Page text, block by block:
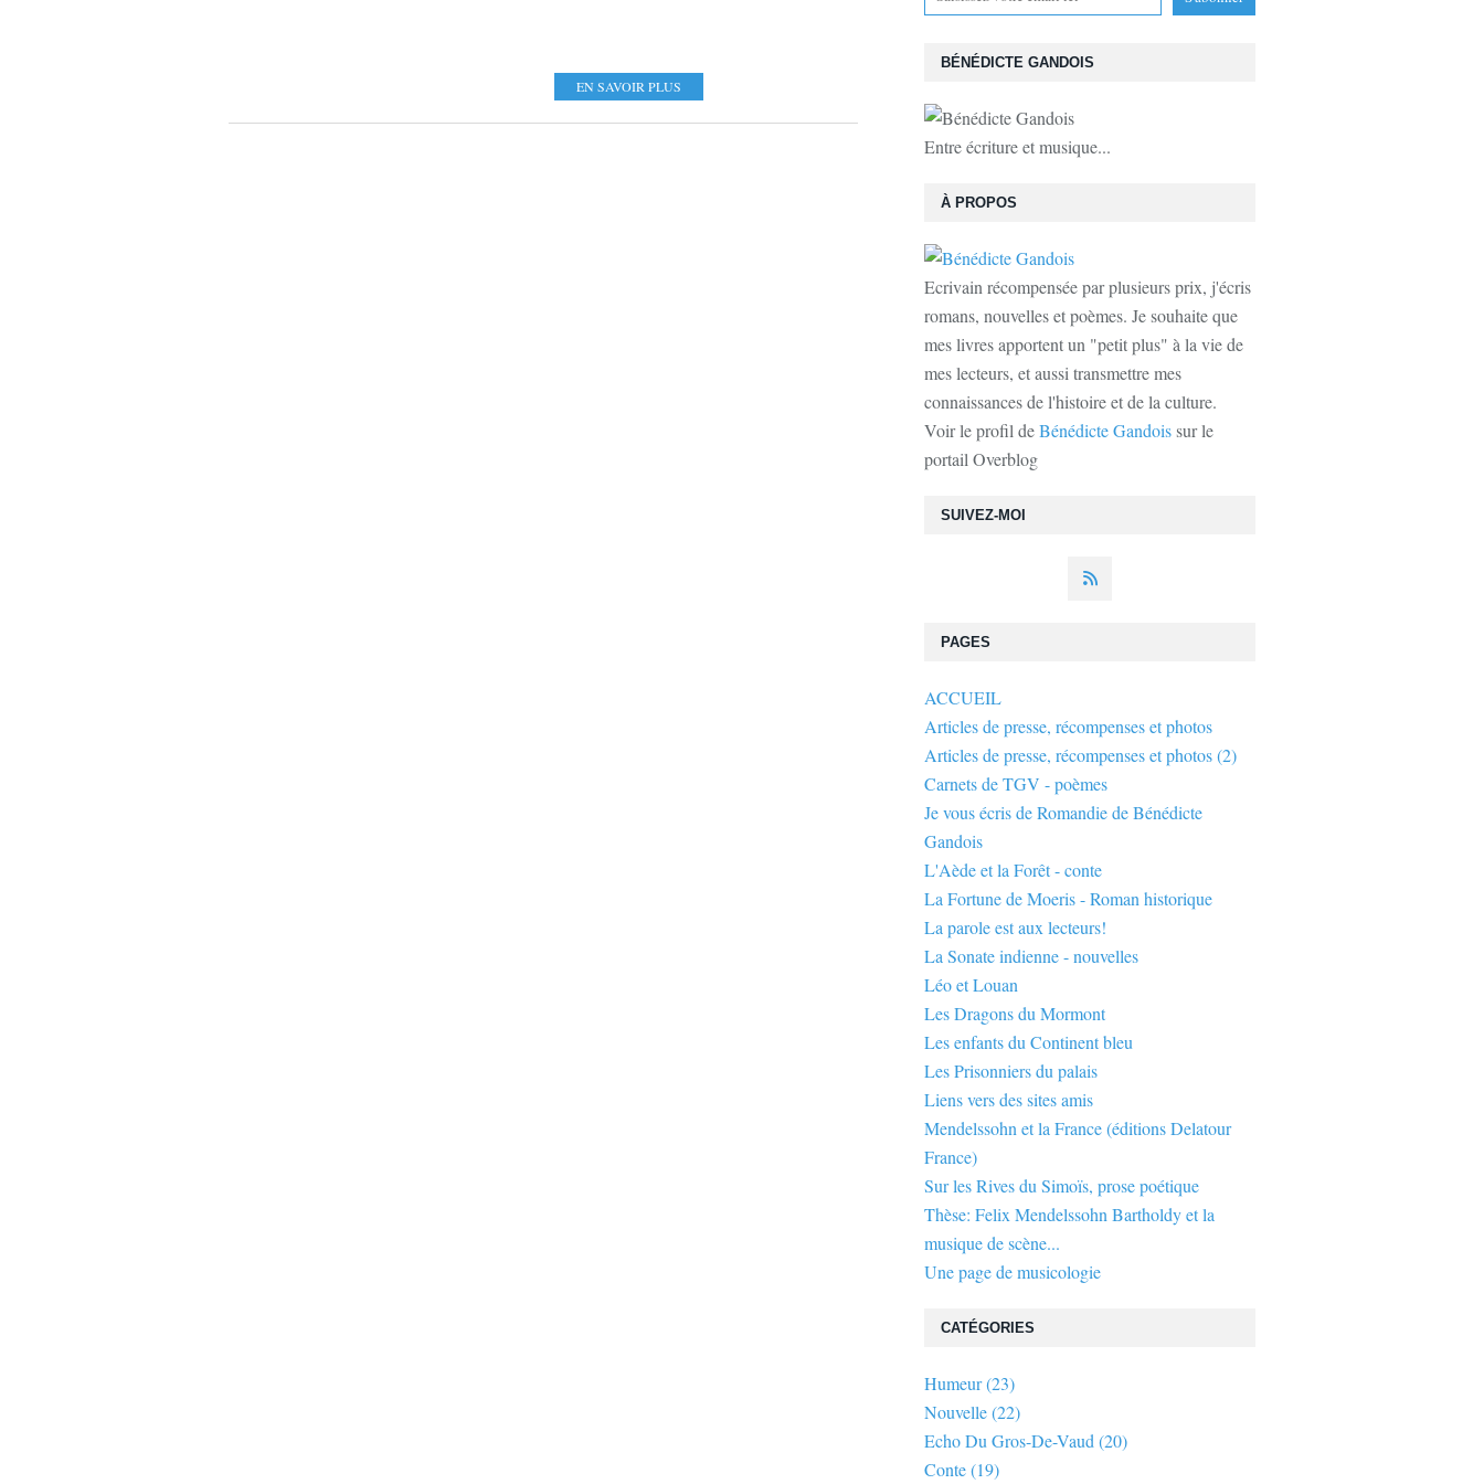
EN SAVOIR PLUS
SUIVEZ-MOI
BÉNÉDICTE GANDOIS
Entre écriture et musique...
À PROPOS
Ecrivain récompensée par plusieurs prix, j'écris
romans, nouvelles et poèmes. Je souhaite que
mes livres apportent un "petit plus" à la vie de
mes lecteurs, et aussi transmettre mes
connaissances de l'histoire et de la culture.
Voir le profil deBénédicte Gandoissur le
portail Overblog
PAGES
ACCUEIL
Articles de presse, récompenses et photos
Articles de presse, récompenses et photos (2)
Carnets de TGV - poèmes
Je vous écris de Romandie de Bénédicte
Gandois
L'Aède et la Forêt - conte
La Fortune de Moeris - Roman historique
La parole est aux lecteurs!
La Sonate indienne - nouvelles
Léo et Louan
Les Dragons du Mormont
Les enfants du Continent bleu
Les Prisonniers du palais
Liens vers des sites amis
Mendelssohn et la France (éditions Delatour
France)
Sur les Rives du Simoïs, prose poétique
Thèse: Felix Mendelssohn Bartholdy et la
musique de scène...
Une page de musicologie
CATÉGORIES
Humeur(23)
Nouvelle(22)
Echo Du Gros-De-Vaud (20)
Conte(19)